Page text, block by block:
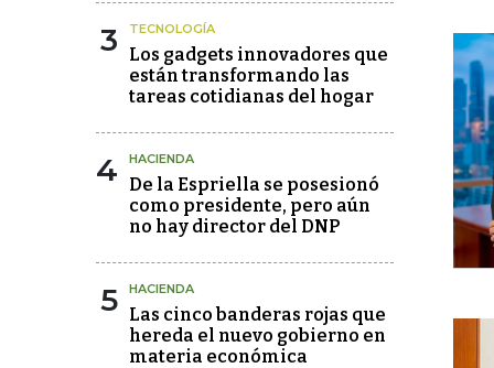
3 TECNOLOGÍA
Los gadgets innovadores que
están transformando las
tareas cotidianas del hogar
4 HACIENDA
De la Espriella se posesionó
como presidente, pero aún
no hay director del DNP
5 HACIENDA
Las cinco banderas rojas que
hereda el nuevo gobierno en
materia económica